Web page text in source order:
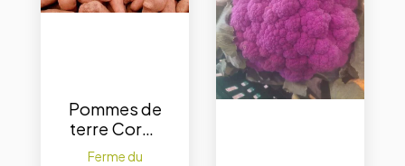
Pommes de
terre Corne
de Gatte
Ferme du